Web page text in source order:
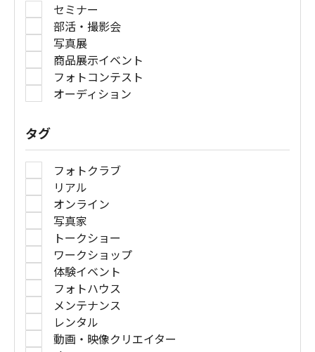
セミナー
部活・撮影会
写真展
商品展示イベント
フォトコンテスト
オーディション
タグ
フォトクラブ
リアル
オンライン
写真家
トークショー
ワークショップ
体験イベント
フォトハウス
メンテナンス
レンタル
動画・映像クリエイター